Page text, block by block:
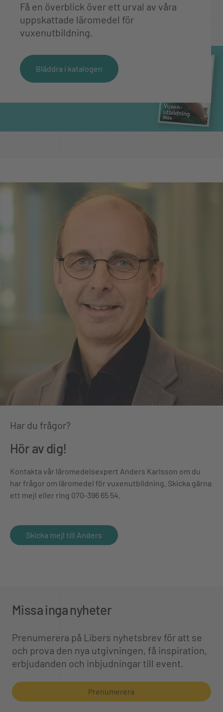
Få en överblick över ett urval av våra
uppskattade läromedel för
vuxenutbildning.
Bläddra i katalogen
Har du frågor?
Hör av dig!
Kontakta vår läromedelsexpert Anders Karlsson om du
har frågor om läromedel för vuxenutbildning. Skicka gärna
ett mejl eller ring 070-396 65 54.
Skicka mejl till Anders
Missa inga nyheter
Prenumerera på Libers nyhetsbrev för att se
och prova den nya utgivningen, få inspiration,
erbjudanden och inbjudningar till event.
Prenumerera